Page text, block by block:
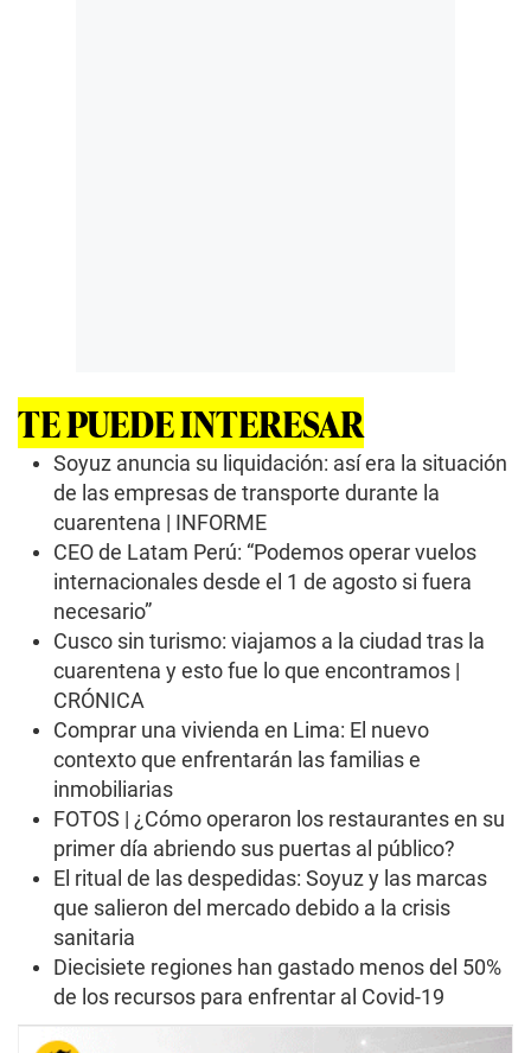
TE PUEDE INTERESAR
Soyuz anuncia su liquidación: así era la situación
de las empresas de transporte durante la
cuarentena | INFORME
CEO de Latam Perú: “Podemos operar vuelos
internacionales desde el 1 de agosto si fuera
necesario”
Cusco sin turismo: viajamos a la ciudad tras la
cuarentena y esto fue lo que encontramos |
CRÓNICA
Comprar una vivienda en Lima: El nuevo
contexto que enfrentarán las familias e
inmobiliarias
FOTOS | ¿Cómo operaron los restaurantes en su
primer día abriendo sus puertas al público?
El ritual de las despedidas: Soyuz y las marcas
que salieron del mercado debido a la crisis
sanitaria
Diecisiete regiones han gastado menos del 50%
de los recursos para enfrentar al Covid-19